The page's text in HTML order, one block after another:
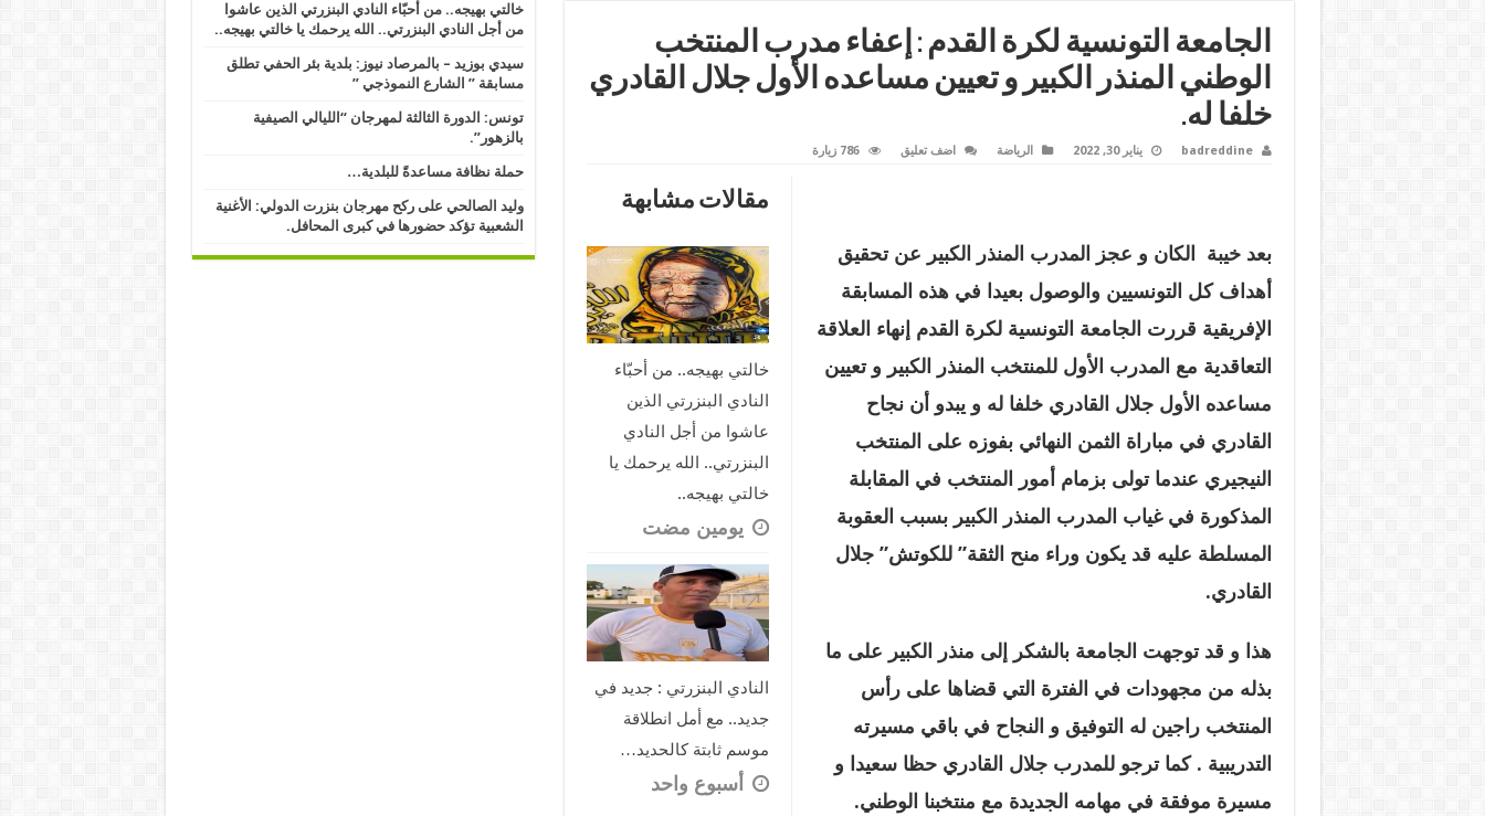
الجامعة التونسية لكرة القدم : إعفاء مدرب المنتخب
الوطني المنذر الكبير و تعيين مساعده الأول جلال القادري
خلفا له.
badreddine يناير 30, 2022 الرياضة اضف تعليق 786 زيارة
مقالات مشابهة
خالتي بهيجه.. من أحبّاء
النادي البنزرتي الذين
عاشوا من أجل النادي
البنزرتي.. الله يرحمك يا
خالتي بهيجه..
‏يومين مضت
النادي البنزرتي : جديد في
جديد.. مع أمل انطلاقة
موسم ثابتة كالحديد…
‏أسبوع واحد
بعد خيبة الكان و عجز المدرب المنذر الكبير عن تحقيق
أهداف كل التونسيين والوصول بعيدا في هذه المسابقة
الإفريقية قررت الجامعة التونسية لكرة القدم إنهاء العلاقة
التعاقدية مع المدرب الأول للمنتخب المنذر الكبير و تعيين
مساعده الأول جلال القادري خلفا له و يبدو أن نجاح
القادري في مباراة الثمن النهائي بفوزه على المنتخب
النيجيري عندما تولى بزمام أمور المنتخب في المقابلة
المذكورة في غياب المدرب المنذر الكبير بسبب العقوبة
المسلطة عليه قد يكون وراء منح الثقة” للكوتش” جلال
القادري.
هذا و قد توجهت الجامعة بالشكر إلى منذر الكبير على ما
بذله من مجهودات في الفترة التي قضاها على رأس
المنتخب راجين له التوفيق و النجاح في باقي مسيرته
التدريبية . كما ترجو للمدرب جلال القادري حظا سعيدا و
مسيرة موفقة في مهامه الجديدة مع منتخبنا الوطني.
خالتي بهيجه.. من أحبّاء النادي البنزرتي الذين عاشوا
من أجل النادي البنزرتي.. الله يرحمك يا خالتي بهيجه..
سيدي بوزيد – بالمرصاد نيوز: بلدية بئر الحفي تطلق
مسابقة ” الشارع النموذجي ” ​
تونس: الدورة الثالثة لمهرجان “الليالي الصيفية
بالزهور”.
حملة نظافة مساعدةً للبلدية…
وليد الصالحي على ركح مهرجان بنزرت الدولي: الأغنية
الشعبية تؤكد حضورها في كبرى المحافل.